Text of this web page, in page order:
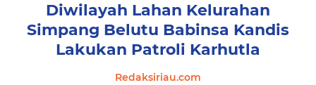
Diwilayah Lahan Kelurahan
Simpang Belutu Babinsa Kandis
Lakukan Patroli Karhutla
Redaksiriau.com